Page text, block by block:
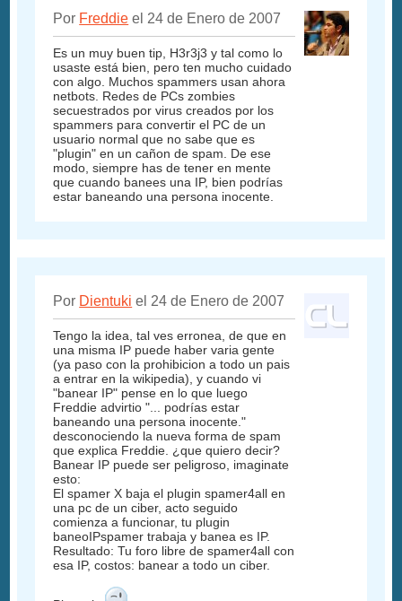
Por Freddie el 24 de Enero de 2007
Es un muy buen tip, H3r3j3 y tal como lo
usaste está bien, pero ten mucho cuidado
con algo. Muchos spammers usan ahora
netbots. Redes de PCs zombies
secuestrados por virus creados por los
spammers para convertir el PC de un
usuario normal que no sabe que es
"plugin" en un cañon de spam. De ese
modo, siempre has de tener en mente
que cuando banees una IP, bien podrías
estar baneando una persona inocente.
Por Dientuki el 24 de Enero de 2007
Tengo la idea, tal ves erronea, de que en
una misma IP puede haber varia gente
(ya paso con la prohibicion a todo un pais
a entrar en la wikipedia), y cuando vi
"banear IP" pense en lo que luego
Freddie advirtio "... podrías estar
baneando una persona inocente."
desconociendo la nueva forma de spam
que explica Freddie. ¿que quiero decir?
Banear IP puede ser peligroso, imaginate
esto:
El spamer X baja el plugin spamer4all en
una pc de un ciber, acto seguido
comienza a funcionar, tu plugin
baneoIPspamer trabaja y banea es IP.
Resultado: Tu foro libre de spamer4all con
esa IP, costos: banear a todo un ciber.